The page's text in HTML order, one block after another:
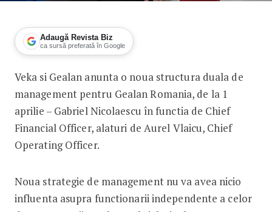
Adaugă Revista Biz
ca sursă preferată în Google
Gealan Romania are o noua
Veka si Gealan anunta o noua structura duala de
management pentru Gealan Romania, de la 1
aprilie – Gabriel Nicolaescu în functia de Chief
Financial Officer, alaturi de Aurel Vlaicu, Chief
Operating Officer.
Noua strategie de management nu va avea nicio
influenta asupra functionarii independente a celor